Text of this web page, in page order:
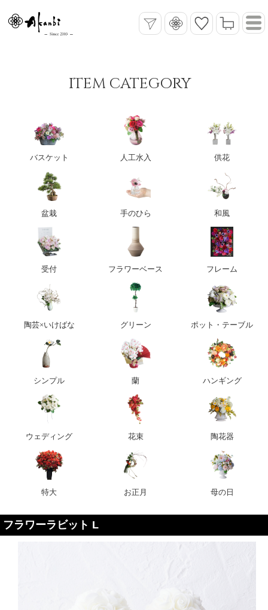
ITEM CATEGORY
バスケット 人工水入 供花
盆栽 手のひら 和風
受付 フラワーベース フレーム
陶芸×いけばな グリーン ポット・テーブル
シンプル 蘭 ハンギング
ウェディング 花束 陶花器
特大 お正月 母の日
フラワーラビット L